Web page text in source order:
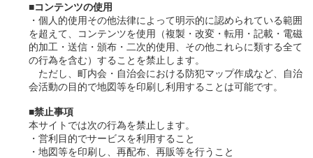
■コンテンツの使用
・個人的使用その他法律によって明示的に認められている範囲
を超えて、コンテンツを使用（複製・改変・転用・記載・電磁
的加工・送信・頒布・二次的使用、その他これらに類する全て
の行為を含む）することを禁止します。
ただし、町内会・自治会における防犯マップ作成など、自治
会活動の目的で地図等を印刷し利用することは可能です。
■禁止事項
本サイトでは次の行為を禁止します。
・営利目的でサービスを利用すること
・地図等を印刷し、再配布、再販等を行うこと